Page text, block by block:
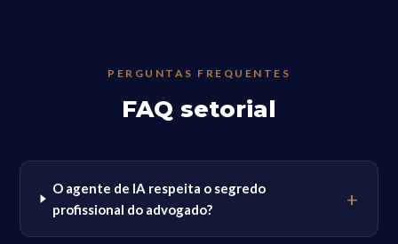
PERGUNTAS FREQUENTES
FAQ setorial
O agente de IA respeita o segredo
profissional do advogado?